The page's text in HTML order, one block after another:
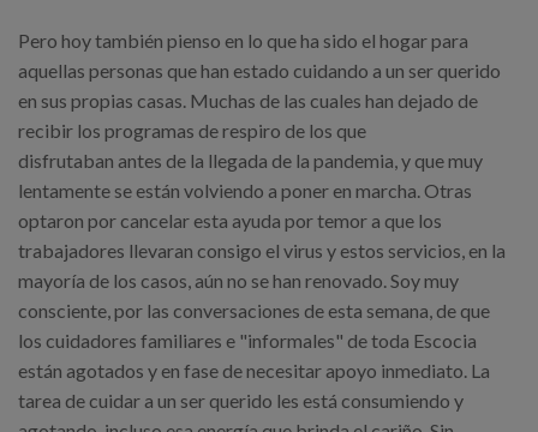
Pero hoy también pienso en lo que ha sido el hogar para
aquellas personas que han estado cuidando a un ser querido
en sus propias casas. Muchas de las cuales han dejado de
recibir los programas de respiro de los que
disfrutaban antes de la llegada de la pandemia, y que muy
lentamente se están volviendo a poner en marcha. Otras
optaron por cancelar esta ayuda por temor a que los
trabajadores llevaran consigo el virus y estos servicios, en la
mayoría de los casos, aún no se han renovado. Soy muy
consciente, por las conversaciones de esta semana, de que
los cuidadores familiares e "informales" de toda Escocia
están agotados y en fase de necesitar apoyo inmediato. La
tarea de cuidar a un ser querido les está consumiendo y